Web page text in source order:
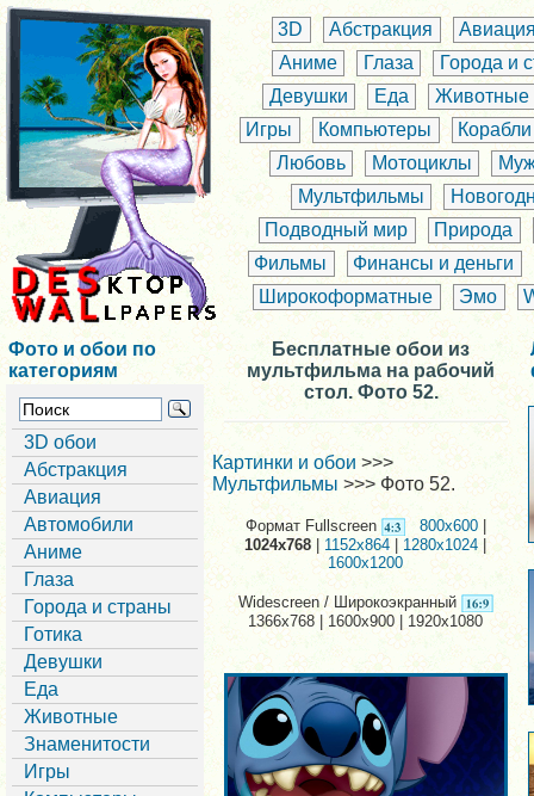
3D Абстракция
Аниме
Глаза
Города и
Девушки
Еда
Животные
Игры
Компьютеры
Корабли
Любовь
Мотоциклы
Мультфильмы
Подводный мир
Природа
Фильмы
Финансы и деньги
Широкоформатные
Эмо
Фото и обои по
категориям
3D обои
Абстракция
Авиация
Автомобили
Аниме
Глаза
Города и страны
Готика
Девушки
Еда
Животные
Знаменитости
Игры
Бесплатные обои из
мультфильма на рабочий
стол. Фото 52.
Картинки и обои >>>
Мультфильмы >>> Фото 52.
Формат Fullscreen 800x600
1024x768
1152x864| 1280x1024
1600x1200
Widescreen / Широкоэкранный
1366x768 | 1600x900 | 1920x1080